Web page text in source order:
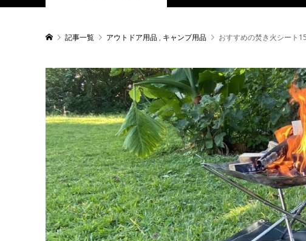
記事一覧 アウトドア用品 , キャンプ用品 おすすめの焚き火シート